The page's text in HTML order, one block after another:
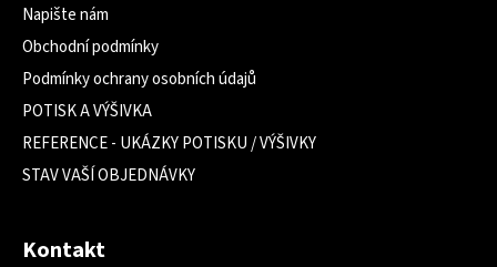
Napište nám
Obchodní podmínky
Podmínky ochrany osobních údajů
POTISK A VÝŠIVKA
REFERENCE - UKÁZKY POTISKU / VÝŠIVKY
STAV VAŠÍ OBJEDNÁVKY
Kontakt